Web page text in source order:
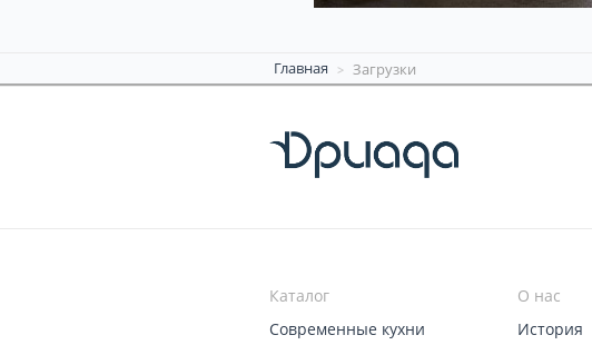
Главная Загрузки
Каталог
Современные кухни
О нас
История